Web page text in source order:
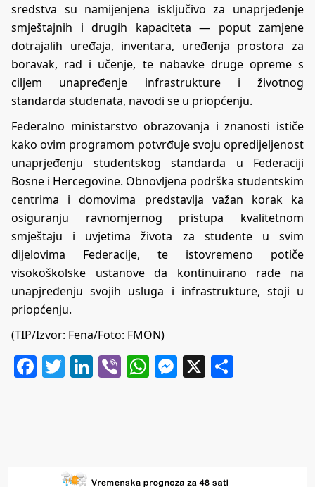
sredstva su namijenjena isključivo za unaprjeđenje
smještajnih i drugih kapaciteta — poput zamjene
dotrajalih uređaja, inventara, uređenja prostora za
boravak, rad i učenje, te nabavke druge opreme s
ciljem unapređenje infrastrukture i životnog
standarda studenata, navodi se u priopćenju.
Federalno ministarstvo obrazovanja i znanosti ističe
kako ovim programom potvrđuje svoju opredijeljenost
unaprjeđenju studentskog standarda u Federaciji
Bosne i Hercegovine. Obnovljena podrška studentskim
centrima i domovima predstavlja važan korak ka
osiguranju ravnomjernog pristupa kvalitetnom
smještaju i uvjetima života za studente u svim
dijelovima Federacije, te istovremeno potiče
visokoškolske ustanove da kontinuirano rade na
unapjređenju svojih usluga i infrastrukture, stoji u
priopćenju.
(TIP/Izvor: Fena/Foto: FMON)
Facebook
Twitter
LinkedIn
ViberWhatsApp
Messenger
X